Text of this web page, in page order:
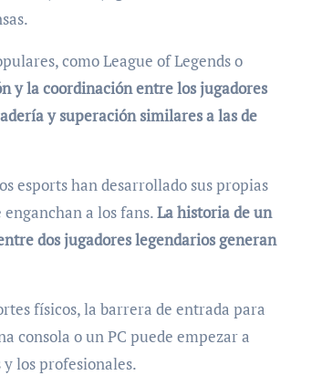
como League of Legends o
y la coordinación entre los jugadores
y superación similares a las de
esports han desarrollado sus propias
a los fans.La historia de un
dos jugadores legendarios generan
físicos, la barrera de entrada para
consola o un PC puede empezar a
los profesionales.